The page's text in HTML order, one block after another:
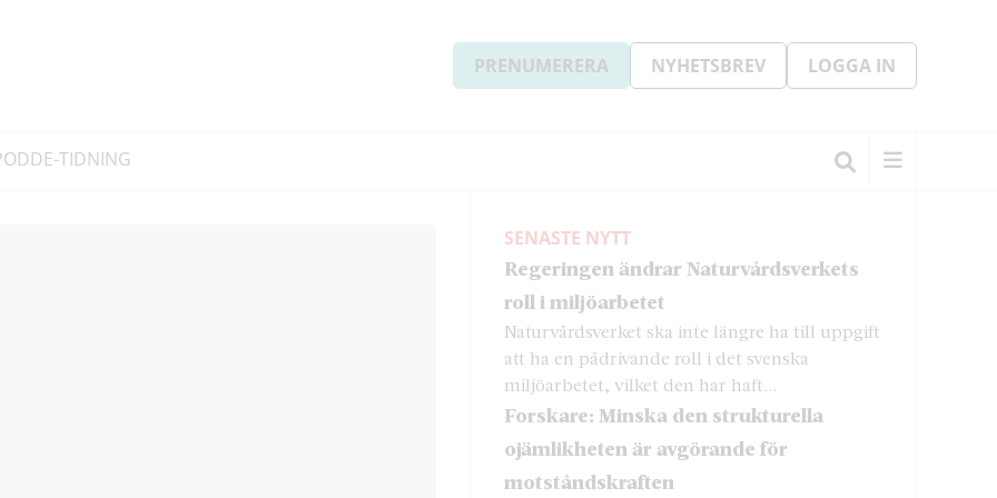
PRENUMERERA NYHETSBREV LOGGA IN
E-TIDNING
SENASTE NYTT
Regeringen ändrar Naturvårdsverkets
roll i miljöarbetet
Naturvårdsverket ska inte längre ha till uppgift
att ha en pådrivande roll i det svenska
miljöarbetet, vilket den har haft...
Forskare: Minska den strukturella
ojämlikheten är avgörande för
motståndskraften